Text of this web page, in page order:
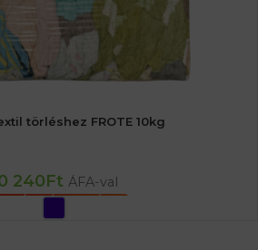
törléshez FROTE 10kg
240Ft ÁFA-val
VÁLASZTÁSA